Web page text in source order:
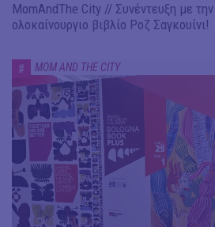
MomAndThe City // Συνέντευξη με
ολοκαίνουργιο βιβλίο Ροζ Σαγκουίνι!
# MOM AND THE CITY